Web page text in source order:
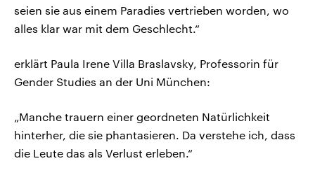
seien sie aus einem Paradies vertrieben worden, wo
alles klar war mit dem Geschlecht.“
erklärt Paula Irene Villa Braslavsky, Professorin für
Gender Studies an der Uni München:
„Manche trauern einer geordneten Natürlichkeit
hinterher, die sie phantasieren. Da verstehe ich, dass
die Leute das als Verlust erleben.“